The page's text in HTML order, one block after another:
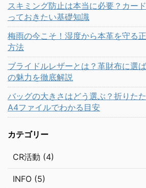
スキミング防止は本当に必要？カー
っておきたい基礎知識
梅雨の今こそ！湿度から本革を守る
方法
ブライドルレザーとは？革財布に選
の魅力を徹底解説
バッグの大きさはどう選ぶ？折りた
A4ファイルでわかる目安
カテゴリー
CR活動 (4)
INFO (5)